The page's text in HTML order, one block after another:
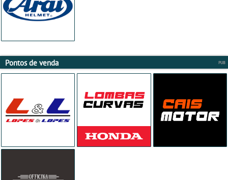
Pontos de venda